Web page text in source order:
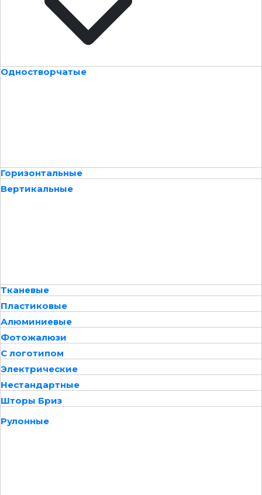
Одностворчатые
Горизонтальные
Вертикальные
Тканевые
Пластиковые
Алюминиевые
Фотожалюзи
С логотипом
Электрические
Нестандартные
Шторы Бриз
Рулонные